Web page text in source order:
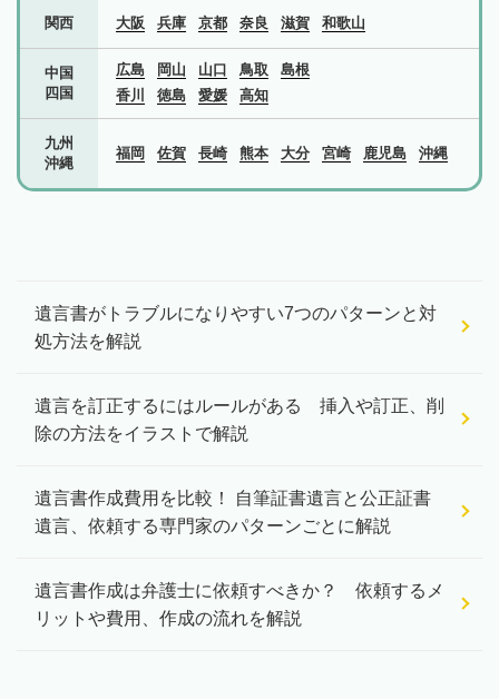
関西 大阪 兵庫 京都 奈良 滋賀 和歌山
中国
四国
広島 岡山 山口 鳥取
島根
香川
徳島 愛媛 高知
九州
沖縄
福岡 佐賀 長崎 熊本 大分 宮崎 鹿児島 沖縄
遺言書がトラブルになりやすい7つのパターンと対
処方法を解説
遺言を訂正するにはルールがある 挿入や訂正、削
除の方法をイラストで解説
遺言書作成費用を比較！ 自筆証書遺言と公正証書
遺言、依頼する専門家のパターンごとに解説
遺言書作成は弁護士に依頼すべきか？ 依頼するメ
リットや費用、作成の流れを解説